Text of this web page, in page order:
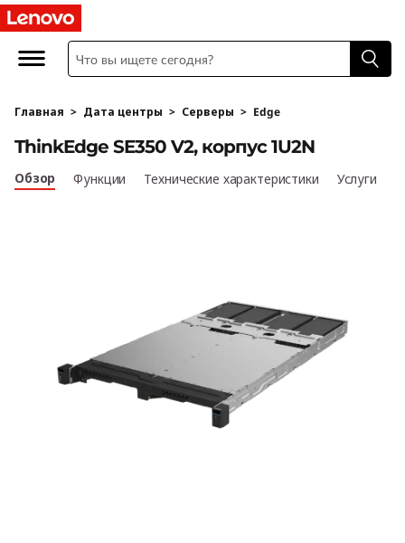
T
h
n
k
Главная > Дата центры > Серверы > Edge
ThinkEdge SE350 V2, корпус 1U2N
Обзор Функции Технические характеристики Услуги